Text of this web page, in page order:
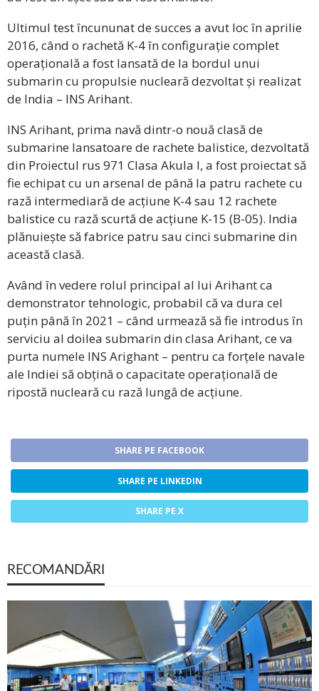
Ultimul test încununat de succes a avut loc în aprilie
2016, când o rachetă K-4 în configurație complet
operațională a fost lansată de la bordul unui
submarin cu propulsie nucleară dezvoltat și realizat
de India – INS Arihant.
INS Arihant, prima navă dintr-o nouă clasă de
submarine lansatoare de rachete balistice, dezvoltată
din Proiectul rus 971 Clasa Akula I, a fost proiectat să
fie echipat cu un arsenal de până la patru rachete cu
rază intermediară de acțiune K-4 sau 12 rachete
balistice cu rază scurtă de acțiune K-15 (B-05). India
plănuiește să fabrice patru sau cinci submarine din
această clasă.
Având în vedere rolul principal al lui Arihant ca
demonstrator tehnologic, probabil că va dura cel
puțin până în 2021 – când urmează să fie introdus în
serviciu al doilea submarin din clasa Arihant, ce va
purta numele INS Arighant – pentru ca forțele navale
ale Indiei să obțină o capacitate operațională de
ripostă nucleară cu rază lungă de acțiune.
SHARE PE FACEBOOK
SHARE PE LINKEDIN
SHARE PE X
RECOMANDĂRI